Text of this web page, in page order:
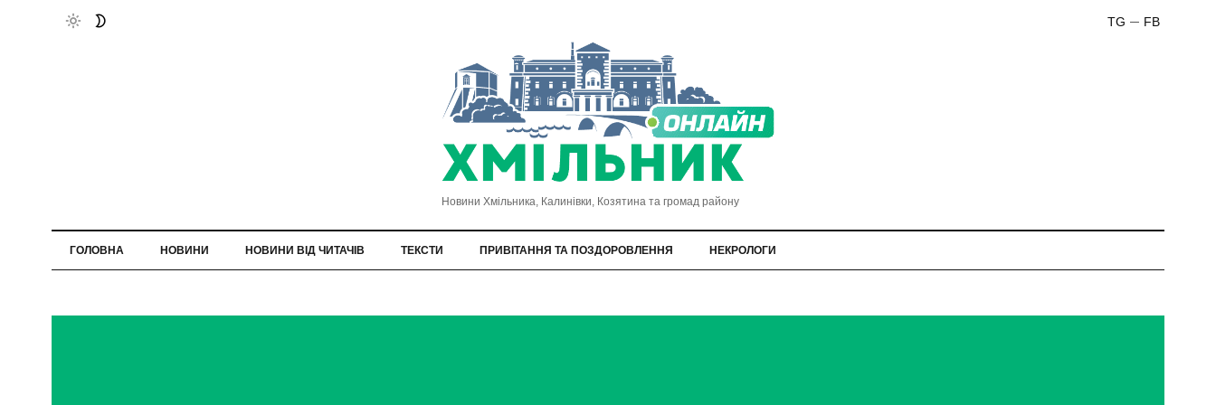
FB
TG
Новини Хмільника, Калинівки, Козятина та громад району
ГОЛОВНА НОВИНИ НОВИНИ ВІД ЧИТАЧІВ ТЕКСТИ ПРИВІТАННЯ ТА ПОЗДОРОВЛЕННЯ НЕКРОЛОГИ